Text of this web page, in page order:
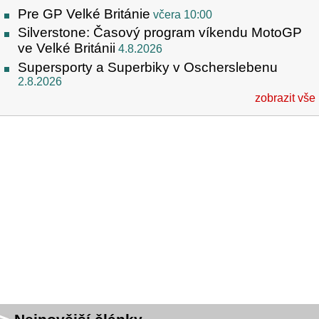
Pre GP Velké Británie včera 10:00
Silverstone: Časový program víkendu MotoGP
ve Velké Británii 4.8.2026
Supersporty a Superbiky v Oscherslebenu
2.8.2026
zobrazit vše